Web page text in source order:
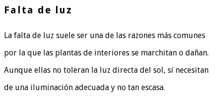
Falta de luz
La falta de luz suele ser una de las razones más comunes
por la que las plantas de interiores se marchitan o dañan.
Aunque ellas no toleran la luz directa del sol, sí necesitan
de una iluminación adecuada y no tan escasa.